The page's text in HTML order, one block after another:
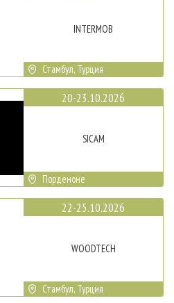
INTERMOB
Стамбул, Турция
20-23.10.2026
SICAM
Порденоне
22-25.10.2026
WOODTECH
Стамбул, Турция